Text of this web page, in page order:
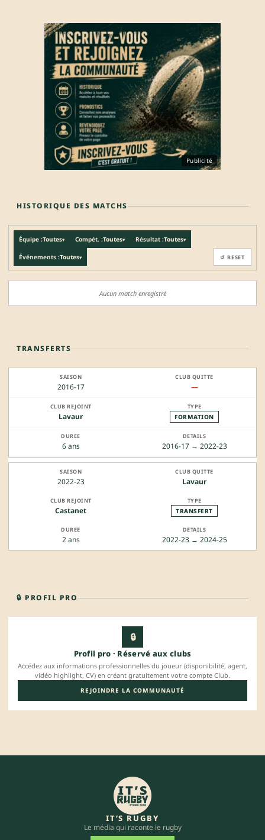
Publicité
HISTORIQUE DES MATCHS
Équipe :Toutes▾ Compét. :Toutes▾ Résultat :Toutes▾
Événements :Toutes▾ ↺ RESET
Aucun match enregistré
TRANSFERTS
2016-17 —
Lavaur FORMATION
6 ans 2016-17 → 2022-23
2022-23 Lavaur
Castanet TRANSFERT
2 ans 2022-23 → 2024-25
🔒 PROFIL PRO
🔒
Profil pro · Réservé aux clubs
Accédez aux informations professionnelles du joueur (disponibilité, agent,
vidéo highlight, CV) en créant gratuitement votre compte Club.
REJOINDRE LA COMMUNAUTÉ
IT’S RUGBY
Le média qui raconte le rugby